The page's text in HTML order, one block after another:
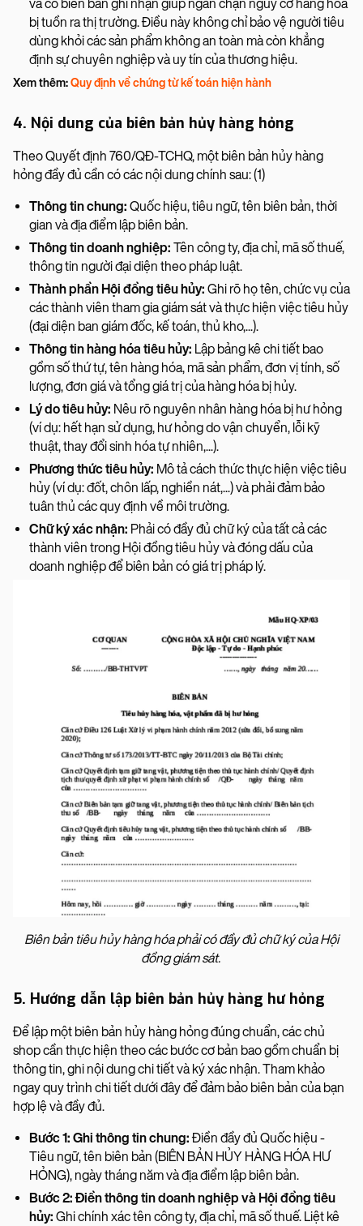
và có biên bản ghi nhận giúp ngăn chặn nguy cơ hàng hóa
bị tuồn ra thị trường. Điều này không chỉ bảo vệ người tiêu
dùng khỏi các sản phẩm không an toàn mà còn khẳng
định sự chuyên nghiệp và uy tín của thương hiệu.
Xem thêm:Quy định về chứng từ kế toán hiện hành
4. Nội dung của biên bản hủy hàng hỏng
Theo Quyết định 760/QĐ-TCHQ, một biên bản hủy hàng
hỏng đầy đủ cần có các nội dung chính sau: (1)
Thông tin chung: Quốc hiệu, tiêu ngữ, tên biên bản, thời
gian và địa điểm lập biên bản.
Thông tin doanh nghiệp: Tên công ty, địa chỉ, mã số thuế,
thông tin người đại diện theo pháp luật.
Thành phần Hội đồng tiêu hủy: Ghi rõ họ tên, chức vụ của
các thành viên tham gia giám sát và thực hiện việc tiêu hủy
(đại diện ban giám đốc, kế toán, thủ kho,...).
Thông tin hàng hóa tiêu hủy: Lập bảng kê chi tiết bao
gồm số thứ tự, tên hàng hóa, mã sản phẩm, đơn vị tính, số
lượng, đơn giá và tổng giá trị của hàng hóa bị hủy.
Lý do tiêu hủy: Nêu rõ nguyên nhân hàng hóa bị hư hỏng
(ví dụ: hết hạn sử dụng, hư hỏng do vận chuyển, lỗi kỹ
thuật, thay đổi sinh hóa tự nhiên,...).
Phương thức tiêu hủy: Mô tả cách thức thực hiện việc tiêu
hủy (ví dụ: đốt, chôn lấp, nghiền nát,...) và phải đảm bảo
tuân thủ các quy định về môi trường.
Chữ ký xác nhận: Phải có đầy đủ chữ ký của tất cả các
thành viên trong Hội đồng tiêu hủy và đóng dấu của
doanh nghiệp để biên bản có giá trị pháp lý.
Biên bản tiêu hủy hàng hóa phải có đầy đủ chữ ký của Hội
đồng giám sát.
5. Hướng dẫn lập biên bản hủy hàng hư hỏng
Để lập một biên bản hủy hàng hỏng đúng chuẩn, các chủ
shop cần thực hiện theo các bước cơ bản bao gồm chuẩn bị
thông tin, ghi nội dung chi tiết và ký xác nhận. Tham khảo
ngay quy trình chi tiết dưới đây để đảm bảo biên bản của bạn
hợp lệ và đầy đủ.
Bước 1: Ghi thông tin chung:Điền đầy đủ Quốc hiệu -
Tiêu ngữ, tên biên bản (BIÊN BẢN HỦY HÀNG HÓA HƯ
HỎNG), ngày tháng năm và địa điểm lập biên bản.
Bước 2: Điền thông tin doanh nghiệp và Hội đồng tiêu
hủy: Ghi chính xác tên công ty, địa chỉ, mã số thuế. Liệt kê